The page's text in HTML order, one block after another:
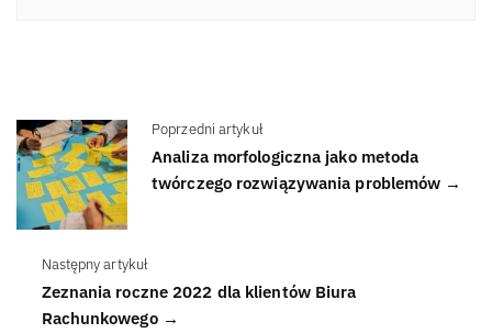
Poprzedni artykuł
Analiza morfologiczna jako metoda
twórczego rozwiązywania problemów →
Następny artykuł
Zeznania roczne 2022 dla klientów Biura
Rachunkowego →